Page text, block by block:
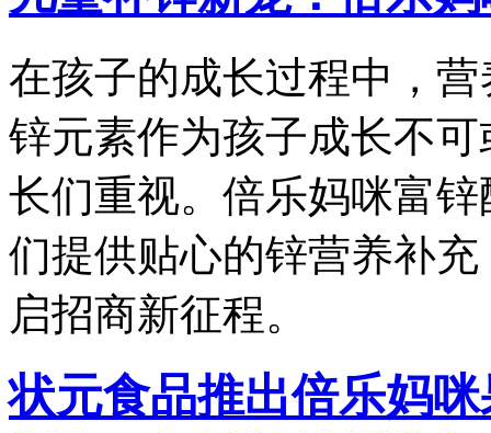
在孩子的成长过程中，
锌元素作为孩子成长不
长们重视。倍乐妈咪富
们提供贴心的锌营养补
启招商新征程。
状元食品推出倍乐妈